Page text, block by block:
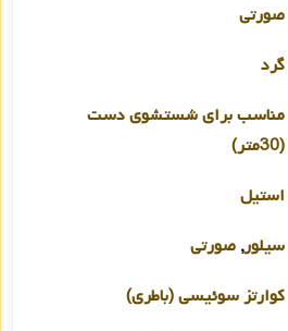
صورتی
گرد
مناسب برای شستشوی دست
(30متر)
استیل
سیلور, صورتی
کوارتز سوئیسی (باطری)